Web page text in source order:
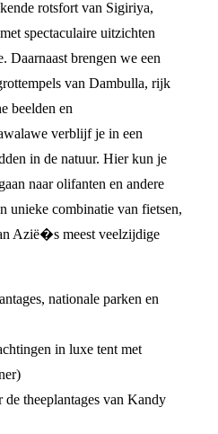
rotsfort van Sigiriya,
spectaculaire uitzichten
Daarnaast brengen we een
van Dambulla, rijk
beelden en
verblijf je in een
in de natuur. Hier kun je
naar olifanten en andere
unieke combinatie van fietsen,
Azië�s meest veelzijdige
nationale parken en
in luxe tent met
theeplantages van Kandy